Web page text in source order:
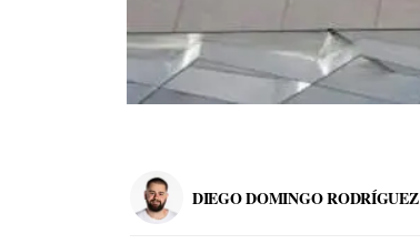
DIEGO DOMINGO RODRÍGUEZ